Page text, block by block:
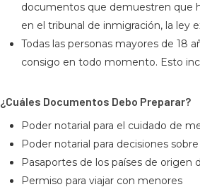
documentos que demuestren que
en el tribunal de inmigración, la ley
Todas las personas mayores de 18
consigo en todo momento. Esto
¿Cuáles Documentos Debo Preparar?
Poder notarial para el cuidado de
Poder notarial para decisiones
Pasaportes de los países de origen
Permiso para viajar con menores